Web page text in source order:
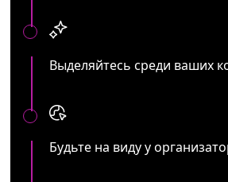
Выделяйтесь среди ваших
Будьте на виду у